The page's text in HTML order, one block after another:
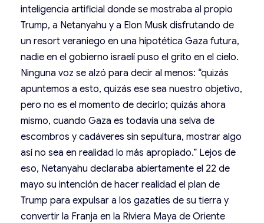
inteligencia artificial donde se mostraba al propio
Trump, a Netanyahu y a Elon Musk disfrutando de
un resort veraniego en una hipotética Gaza futura,
nadie en el gobierno israelí puso el grito en el cielo.
Ninguna voz se alzó para decir al menos: “quizás
apuntemos a esto, quizás ese sea nuestro objetivo,
pero no es el momento de decirlo; quizás ahora
mismo, cuando Gaza es todavía una selva de
escombros y cadáveres sin sepultura, mostrar algo
así no sea en realidad lo más apropiado.” Lejos de
eso, Netanyahu declaraba abiertamente el 22 de
mayo su intención de hacer realidad el plan de
Trump para expulsar a los gazatíes de su tierra y
convertir la Franja en la Riviera Maya de Oriente